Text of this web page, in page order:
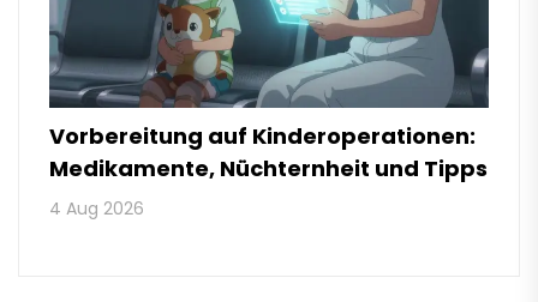
Vorbereitung auf Kinderoperationen:
Medikamente, Nüchternheit und Tipps
4 Aug 2026